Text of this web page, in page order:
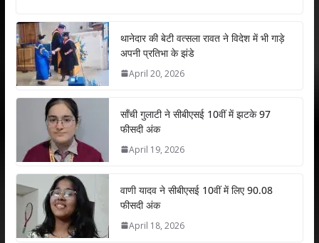
at
s
A
p
p
e
b
o
o
er e
dI
l e
थानेदार की बेटी वत्सला रावत ने विदेश में भी गाड़े
अपनी प्रतिभा के झंडे
April 20, 2026
साँची गुलाटी ने सीबीएसई 10वीं में झटके 97
फीसदी अंक
April 19, 2026
वाणी यादव ने सीबीएसई 10वीं में लिए 90.08
फीसदी अंक
April 18, 2026